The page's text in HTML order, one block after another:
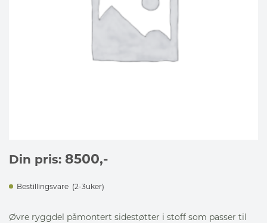
Din pris: 8500,-
Bestillingsvare (2-3uker)
Øvre ryggdel påmontert sidestøtter i stoff som passer til